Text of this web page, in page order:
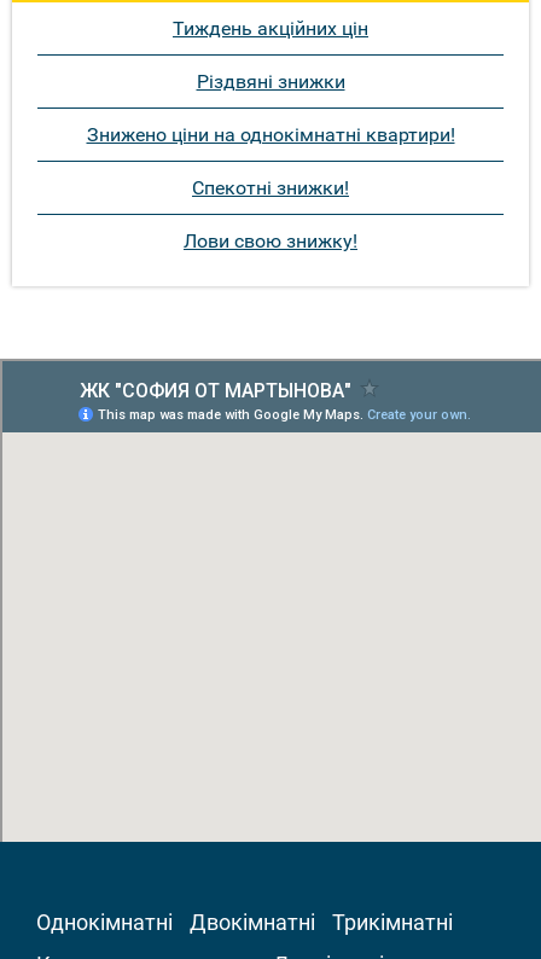
Тиждень акційних цін
Різдвяні знижки
Знижено ціни на однокімнатні квартири!
Спекотні знижки!
Лови свою знижку!
Однокімнатні Двокімнатні
Трикімнатні